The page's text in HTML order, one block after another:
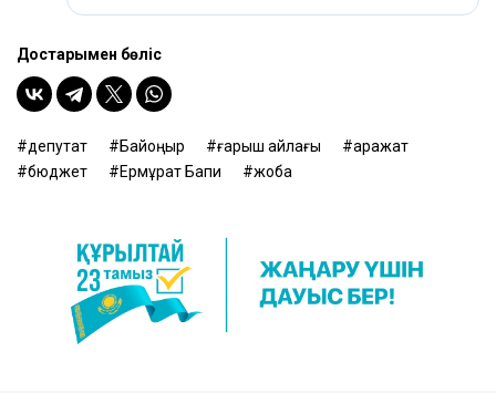
Достарыңмен бөліс
депутат Байқоңыр ғарыш айлағы
қаражат
бюджет
Ермұрат Бапи жоба